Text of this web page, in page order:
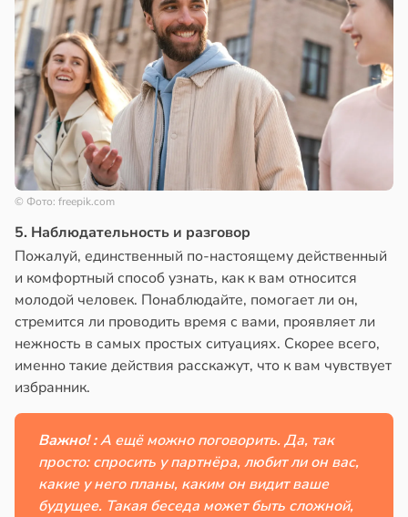
© Фото: freepik.com
5. Наблюдательность и разговор
Пожалуй, единственный по-настоящему действенный
и комфортный способ узнать, как к вам относится
молодой человек. Понаблюдайте, помогает ли он,
стремится ли проводить время с вами, проявляет ли
нежность в самых простых ситуациях. Скорее всего,
именно такие действия расскажут, что к вам чувствует
избранник.
Важно! :А ещё можно поговорить. Да, так
просто: спросить у партнёра, любит ли он вас,
какие у него планы, каким он видит ваше
будущее. Такая беседа может быть сложной,